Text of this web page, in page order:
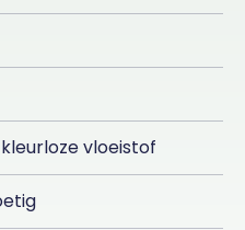
vloeistof